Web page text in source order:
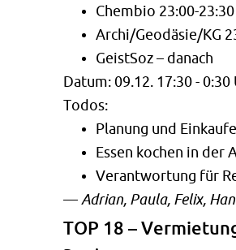
Chem­bio 23:00-23:30
Archi/Geo­dä­sie/KG
Geist­Soz – da­nach
Datum: 09.12. 17:30 - 0:30
Todos:
Pla­nung und
Essen ko­chen in der
Ver­ant­wor­tung für
— Adri­an, Paula, Felix,
TOP 18 –